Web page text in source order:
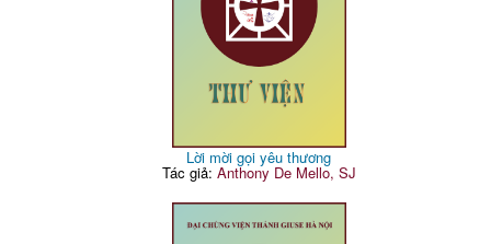
Lời mời gọi yêu thương
Tác giả: Anthony De Mello, SJ